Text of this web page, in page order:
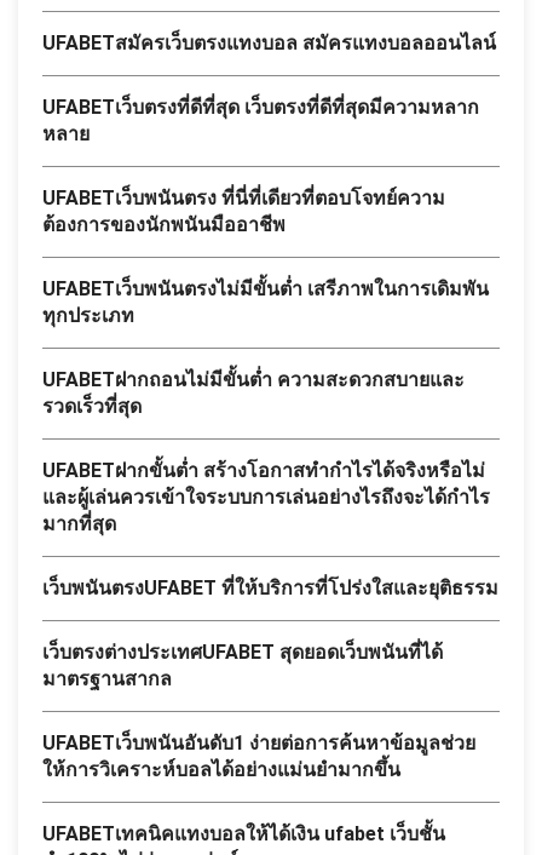
UFABETสมัครเว็บตรงแทงบอล สมัครแทงบอลออนไลน์
UFABETเว็บตรงที่ดีที่สุด เว็บตรงที่ดีที่สุดมีความหลาก
หลาย
UFABETเว็บพนันตรง ที่นี่ที่เดียวที่ตอบโจทย์ความ
ต้องการของนักพนันมืออาชีพ
UFABETเว็บพนันตรงไม่มีขั้นต่ำ เสรีภาพในการเดิมพัน
ทุกประเภท
UFABETฝากถอนไม่มีขั้นต่ำ ความสะดวกสบายและ
รวดเร็วที่สุด
UFABETฝากขั้นต่ำ สร้างโอกาสทำกำไรได้จริงหรือไม่
และผู้เล่นควรเข้าใจระบบการเล่นอย่างไรถึงจะได้กำไร
มากที่สุด
เว็บพนันตรงUFABET ที่ให้บริการที่โปร่งใสและยุติธรรม
เว็บตรงต่างประเทศUFABET สุดยอดเว็บพนันที่ได้
มาตรฐานสากล
UFABETเว็บพนันอันดับ1 ง่ายต่อการค้นหาข้อมูลช่วย
ให้การวิเคราะห์บอลได้อย่างแม่นยำมากขึ้น
UFABETเทคนิคแทงบอลให้ได้เงิน ufabet เว็บชั้น